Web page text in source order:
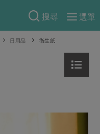
搜尋
選單
日用品 衛生紙